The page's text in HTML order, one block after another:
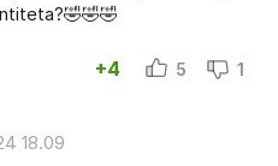
+4 5 1
18.09